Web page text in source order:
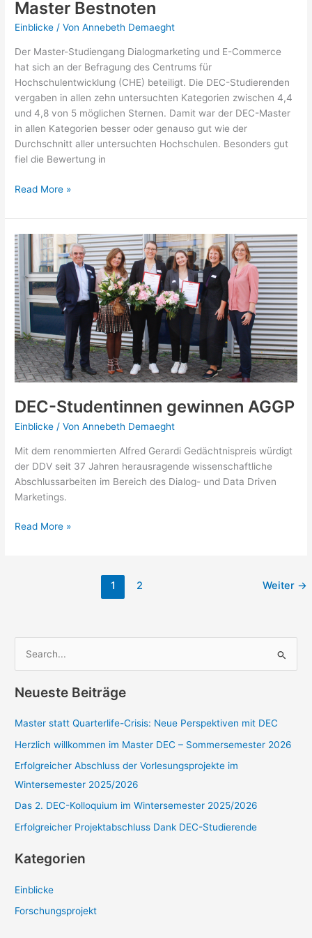
Master Bestnoten
Einblicke / VonAnnebeth Demaeght
Der Master-Studiengang Dialogmarketing und E-Commerce
hat sich an der Befragung des Centrums für
Hochschulentwicklung (CHE) beteiligt. Die DEC-Studierenden
vergaben in allen zehn untersuchten Kategorien zwischen 4,4
und 4,8 von 5 möglichen Sternen. Damit war der DEC-Master
in allen Kategorien besser oder genauso gut wie der
Durchschnitt aller untersuchten Hochschulen. Besonders gut
fiel die Bewertung in
Studierende
dem
DEC-
Master
Bestnoten
Read More »
DEC-Studentinnen gewinnen AGGP
Einblicke / VonAnnebeth Demaeght
Mit dem renommierten Alfred Gerardi Gedächtnispreis würdigt
der DDV seit 37 Jahren herausragende wissenschaftliche
Abschlussarbeiten im Bereich des Dialog- und Data Driven
Marketings.
DEC-
Read More »
1 2 Weiter →
e
n
:
Neueste Beiträge
Master statt Quarterlife-Crisis: Neue Perspektiven mit DEC
Herzlich willkommen im Master DEC – Sommersemester 2026
Erfolgreicher Abschluss der Vorlesungsprojekte im
Wintersemester 2025/2026
Das 2. DEC-Kolloquium im Wintersemester 2025/2026
Erfolgreicher Projektabschluss Dank DEC-Studierende
Kategorien
Einblicke
Forschungsprojekt